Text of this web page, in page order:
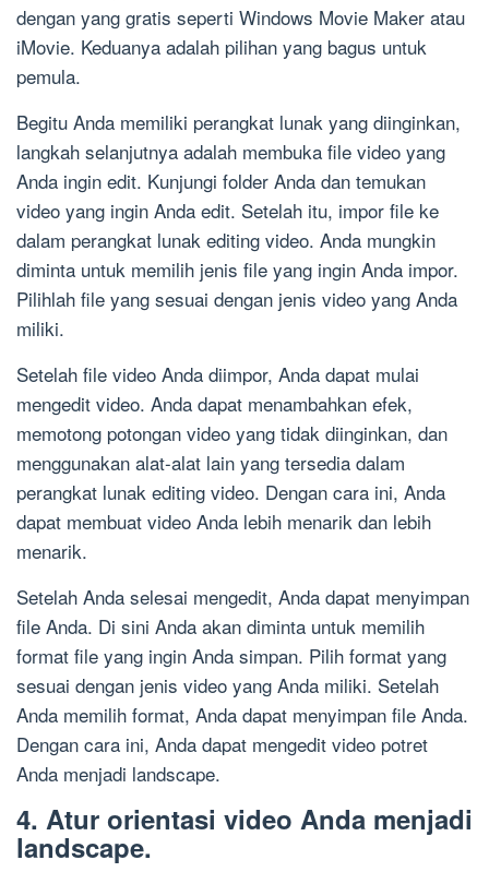
dengan yang gratis seperti Windows Movie Maker atau
iMovie. Keduanya adalah pilihan yang bagus untuk
pemula.
Begitu Anda memiliki perangkat lunak yang diinginkan,
langkah selanjutnya adalah membuka file video yang
Anda ingin edit. Kunjungi folder Anda dan temukan
video yang ingin Anda edit. Setelah itu, impor file ke
dalam perangkat lunak editing video. Anda mungkin
diminta untuk memilih jenis file yang ingin Anda impor.
Pilihlah file yang sesuai dengan jenis video yang Anda
miliki.
Setelah file video Anda diimpor, Anda dapat mulai
mengedit video. Anda dapat menambahkan efek,
memotong potongan video yang tidak diinginkan, dan
menggunakan alat-alat lain yang tersedia dalam
perangkat lunak editing video. Dengan cara ini, Anda
dapat membuat video Anda lebih menarik dan lebih
menarik.
Setelah Anda selesai mengedit, Anda dapat menyimpan
file Anda. Di sini Anda akan diminta untuk memilih
format file yang ingin Anda simpan. Pilih format yang
sesuai dengan jenis video yang Anda miliki. Setelah
Anda memilih format, Anda dapat menyimpan file Anda.
Dengan cara ini, Anda dapat mengedit video potret
Anda menjadi landscape.
4. Atur orientasi video Anda menjadi
landscape.